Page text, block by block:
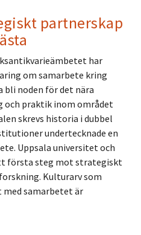
partnerskap
har
om samarbete kring
bli noden för det nära
praktik inom området
skrevs historia i dubbel
undertecknade en
Uppsala universitet och
första steg mot strategiskt
Kulturarv som
samarbetet är